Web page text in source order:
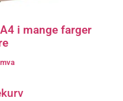
i mange farger